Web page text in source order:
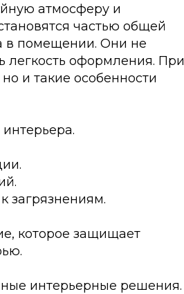
атмосферу и
частью общей
в помещении. Они не
легкость оформления. При
и такие особенности
загрязнениям.
которое защищает
интерьерные решения.